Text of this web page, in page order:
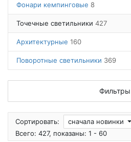
Фонари кемпинговые 8
Точечные светильники 427
Архитектурные 160
Поворотные светильники 369
Фильтры
Сортировать:
сначала новинки
Всего: 427, показаны: 1 - 60